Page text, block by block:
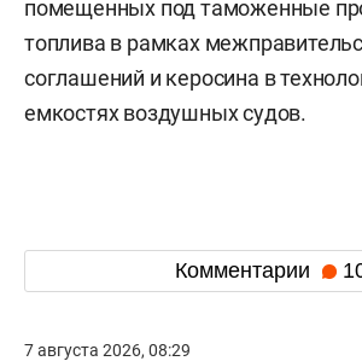
помещенных под таможенные
топлива в рамках
соглашений и керосина в
емкостях воздушных судов.
Комментарии
7 августа 2026, 08:29